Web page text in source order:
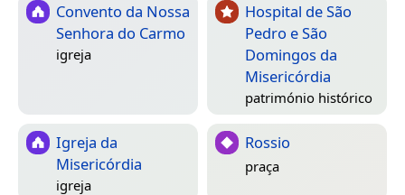
Convento da Nossa
Senhora do Carmo
igreja
Hospital de São
Pedro e São
Domingos da
Misericórdia
património histórico
Igreja da
Misericórdia
igreja
Rossio
praça